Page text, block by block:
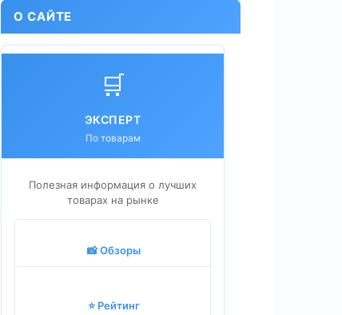
О САЙТЕ
🛒
ЭКСПЕРТ
По товарам
Полезная информация о лучших
товарах на рынке
📸 Обзоры
⭐ Рейтинг